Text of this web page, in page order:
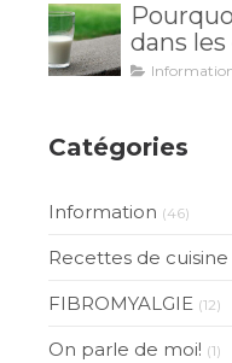
dans
est
Catégories
Information (46)
Recettes de cuisine
FIBROMYALGIE (12)
On parle de moi! (1)